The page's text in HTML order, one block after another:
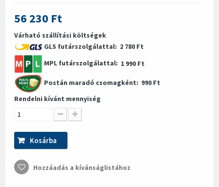
56 230 Ft
Várható szállítási költségek
GLS futárszolgálattal: 2 780 Ft
MPL futárszolgálattal: 1 990 Ft
Postán maradó csomagként: 990 Ft
Rendelni kívánt mennyiség
Kosárba
Hozzáadás a kívánságlistához